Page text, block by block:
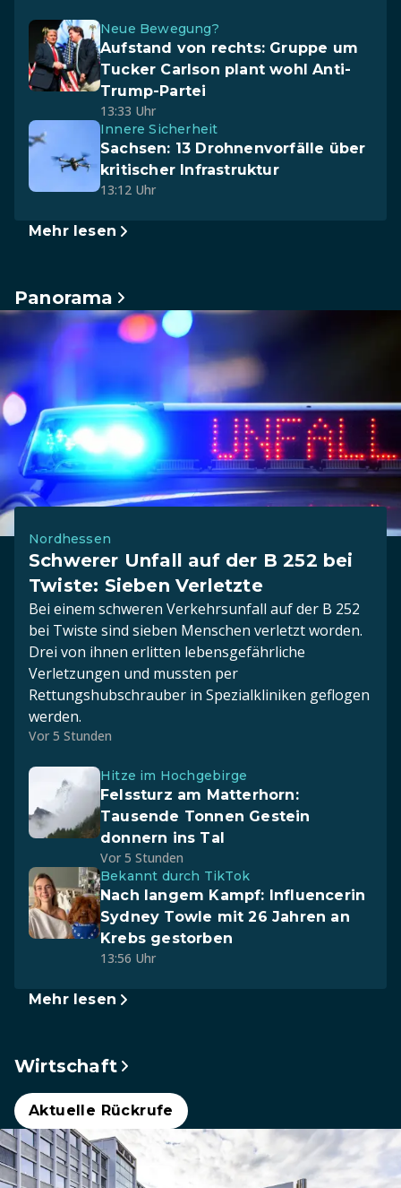
Neue Bewegung?
Aufstand von rechts: Gruppe um
Tucker Carlson plant wohl Anti-
Trump-Partei
13:33 Uhr
Innere Sicherheit
Sachsen: 13 Drohnenvorfälle über
kritischer Infrastruktur
13:12 Uhr
Mehr lesen
Panorama
Nordhessen
Schwerer Unfall auf der B 252 bei
Twiste: Sieben Verletzte
Bei einem schweren Verkehrsunfall auf der B 252
bei Twiste sind sieben Menschen verletzt worden.
Drei von ihnen erlitten lebensgefährliche
Verletzungen und mussten per
Rettungshubschrauber in Spezialkliniken geflogen
werden.
Vor 5 Stunden
Hitze im Hochgebirge
Felssturz am Matterhorn:
Tausende Tonnen Gestein
donnern ins Tal
Vor 5 Stunden
Bekannt durch TikTok
Nach langem Kampf: Influencerin
Sydney Towle mit 26 Jahren an
Krebs gestorben
13:56 Uhr
Mehr lesen
Wirtschaft
Aktuelle Rückrufe